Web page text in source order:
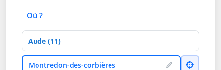
Où ?
Département
VilleMontredon-des-corbières